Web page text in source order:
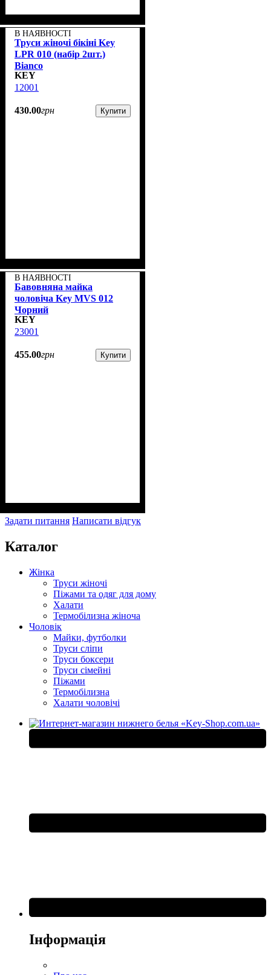
В НАЯВНОСТІ
Труси жіночі бікіні Key
LPR 010 (набір 2шт.)
Bianco
KEY
12001
430.00грн Купити
В НАЯВНОСТІ
Бавовняна майка
чоловіча Key MVS 012
Чорний
KEY
23001
455.00грн Купити
Задати питання Написати відгук
Каталог
Жінка
Труси жіночі
Піжами та одяг для дому
Халати
Термобілизна жіноча
Чоловік
Майки, футболки
Труси сліпи
Труси боксери
Труси сімейні
Піжами
Термобілизна
Халати чоловічі
Інформація